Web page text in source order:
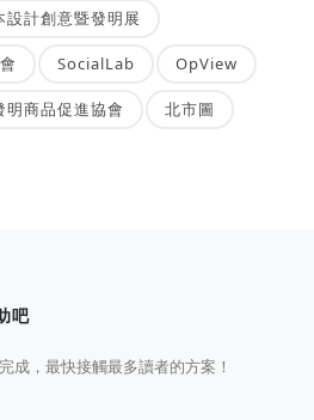
設計創意暨發明展
SocialLab OpView
明商品促進協會 北市圖
吧
成，最快接觸最多讀者的方案！